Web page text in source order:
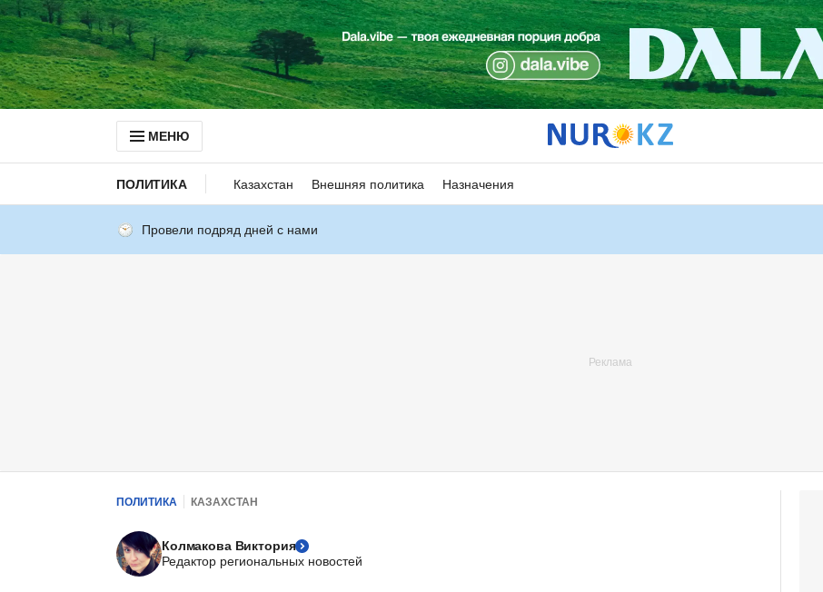
МЕНЮ
ПОЛИТИКА Казахстан Внешняя политика Назначения
Провели подряд дней с нами
ПОЛИТИКА КАЗАХСТАН
Колмакова Виктория
Редактор региональных новостей